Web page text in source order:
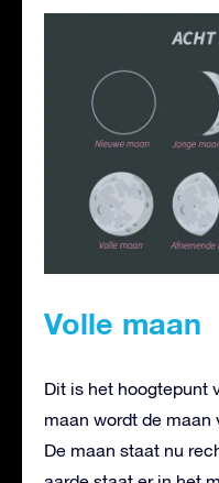
Volle maan
Dit is het hoogtepunt
maan wordt de maan
De maan staat nu